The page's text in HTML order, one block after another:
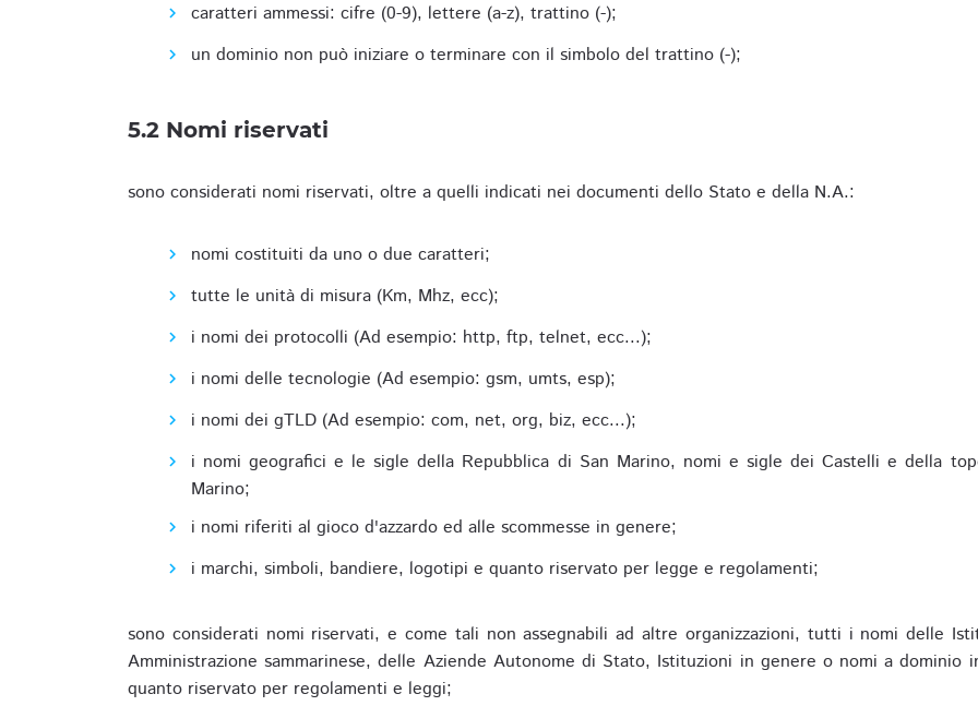
caratteri ammessi: cifre (0-9), lettere (a-z), trattino (-);
un dominio non può iniziare o terminare con il simbolo del trattino (-);
5.2 Nomi riservati
sono considerati nomi riservati, oltre a quelli indicati nei documenti dello Stato e della N.A.:
nomi costituiti da uno o due caratteri;
tutte le unità di misura (Km, Mhz, ecc);
i nomi dei protocolli (Ad esempio: http, ftp, telnet, ecc...);
i nomi delle tecnologie (Ad esempio: gsm, umts, esp);
i nomi dei gTLD (Ad esempio: com, net, org, biz, ecc...);
i nomi geografici e le sigle della Repubblica di San Marino, nomi e sigle dei Castelli e della
Marino;
i nomi riferiti al gioco d'azzardo ed alle scommesse in genere;
i marchi, simboli, bandiere, logotipi e quanto riservato per legge e regolamenti;
sono considerati nomi riservati, e come tali non assegnabili ad altre organizzazioni, tutti i nomi delle
Amministrazione sammarinese, delle Aziende Autonome di Stato, Istituzioni in genere o nomi a dominio
quanto riservato per regolamenti e leggi;